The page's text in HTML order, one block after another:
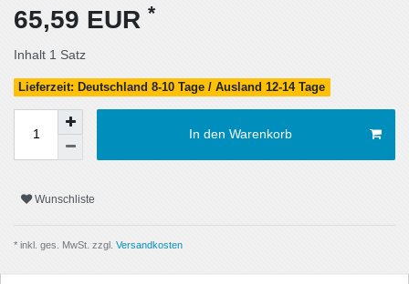
65,59 EUR *
Inhalt 1 Satz
Lieferzeit: Deutschland 8-10 Tage / Ausland 12-14 Tage
In den Warenkorb
Wunschliste
* inkl. ges. MwSt. zzgl. Versandkosten